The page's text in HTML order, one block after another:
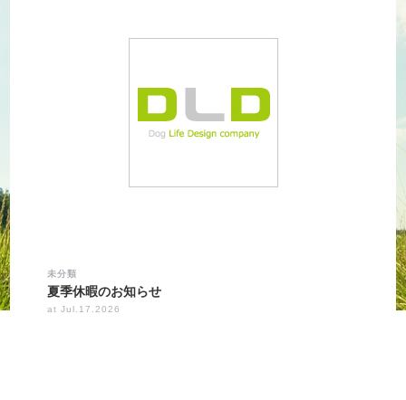
未分類
夏季休暇のお知らせ
at Jul.17.2026